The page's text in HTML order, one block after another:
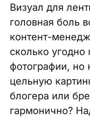
Визуал для
головная боль
контент-
сколько угодно
фотографии, но
цельную
блогера или
гармонично?